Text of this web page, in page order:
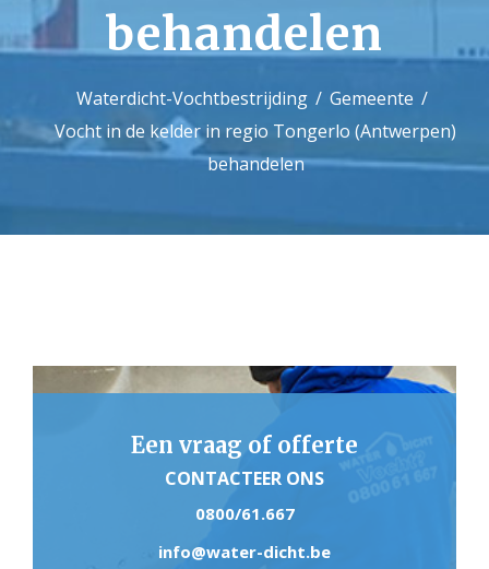
behandelen
Waterdicht-Vochtbestrijding
Gemeente
Vocht in de kelder in regio Tongerlo (Antwerpen)
behandelen
Een vraag of offerte
CONTACTEER ONS
0800/61.667
info@water-dicht.be